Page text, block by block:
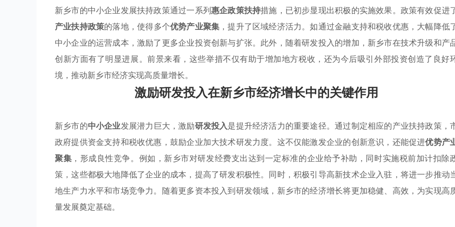
新乡市的中小企业发展扶持政策通过一系列惠企政策扶持措施，已初步显现出积极的实施效果。政策有效促进
产业扶持政策的落地，使得多个优势产业聚集 ，提升了区域经济活力。如通过金融支持和税收优惠，大幅降低
中小企业的运营成本，激励了更多企业投资创新与扩张。此外，随着研发投入的增加，新乡市在技术升级和产
创新方面有了明显进展。前景来看，这些举措不仅有助于增加地方税收，还为今后吸引外部投资创造了良好
境，推动新乡市经济实现高质量增长。
激励研发投入在新乡市经济增长中的关键作用
新乡市的中小企业发展潜力巨大，激励研发投入是提升经济活力的重要途径。通过制定相应的产业扶持政策，
政府提供资金支持和税收优惠，鼓励企业加大技术研发力度。这不仅能激发企业的创新意识，还能促进优势产
聚集 ，形成良性竞争。例如，新乡市对研发经费支出达到一定标准的企业给予补助，同时实施税前加计扣除
策，这些都极大地降低了企业的成本，提高了研发积极性。同时，积极引导高新技术企业入驻，将进一步推动
地生产力水平和市场竞争力。随着更多资本投入到研发领域，新乡市的经济增长将更加稳健、高效，为实现高
量发展奠定基础。